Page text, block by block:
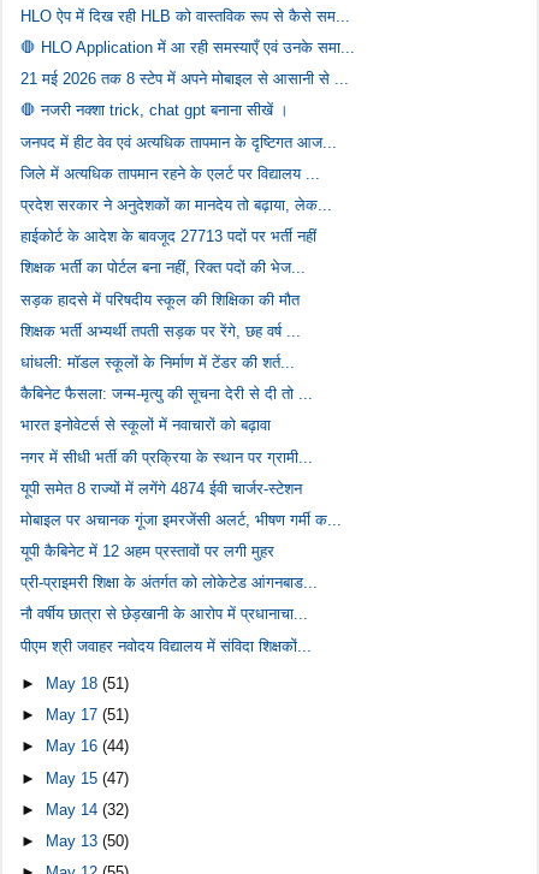
HLO ऐप में दिख रही HLB को वास्तविक रूप से कैसे सम...
🛑 HLO Application में आ रही समस्याएँ एवं उनके समा...
21 मई 2026 तक 8 स्टेप में अपने मोबाइल से आसानी से ...
🛑 नजरी नक्शा trick, chat gpt बनाना सीखें ।
जनपद में हीट वेव एवं अत्यधिक तापमान के दृष्टिगत आज...
जिले में अत्यधिक तापमान रहने के एलर्ट पर विद्यालय ...
प्रदेश सरकार ने अनुदेशकों का मानदेय तो बढ़ाया, लेक...
हाईकोर्ट के आदेश के बावजूद 27713 पदों पर भर्ती नहीं
शिक्षक भर्ती का पोर्टल बना नहीं, रिक्त पदों की भेज...
सड़क हादसे में परिषदीय स्कूल की शिक्षिका की मौत
शिक्षक भर्ती अभ्यर्थी तपती सड़क पर रेंगे, छह वर्ष ...
धांधली: मॉडल स्कूलों के निर्माण में टेंडर की शर्त...
कैबिनेट फैसला: जन्म-मृत्यु की सूचना देरी से दी तो ...
भारत इनोवेटर्स से स्कूलों में नवाचारों को बढ़ावा
नगर में सीधी भर्ती की प्रक्रिया के स्थान पर ग्रामी...
यूपी समेत 8 राज्यों में लगेंगे 4874 ईवी चार्जर-स्टेशन
मोबाइल पर अचानक गूंजा इमरजेंसी अलर्ट, भीषण गर्मी क...
यूपी कैबिनेट में 12 अहम प्रस्तावों पर लगी मुहर
प्री-प्राइमरी शिक्षा के अंतर्गत को लोकेटेड आंगनबाड...
नौ वर्षीय छात्रा से छेड़खानी के आरोप में प्रधानाचा...
पीएम श्री जवाहर नवोदय विद्यालय में संविदा शिक्षकों...
► May 18(51)
►
May 17(51)
►
May 16(44)
► May 15(47)
►
May 14(32)
►
May 13(50)